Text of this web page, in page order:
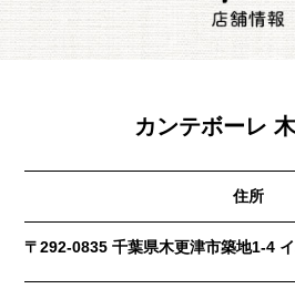
カンテボーレ
住所
〒292-0835 千葉県木更津市築地1-4